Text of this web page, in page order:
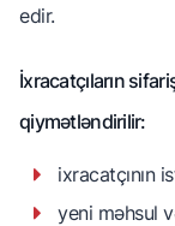
edir.
İxracatçıların
qiymətləndirilir:
ixracatçının
yeni məhsul